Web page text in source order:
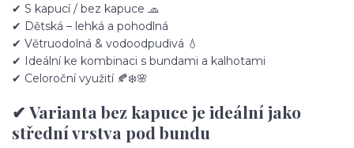
✔ S kapucí / bez kapuce 🧢
✔ Dětská – lehká a pohodlná
✔ Větruodolná & vodoodpudivá 💧
✔ Ideální ke kombinaci s bundami a kalhotami
✔ Celoroční využití 🍂❄️🌸
✔ Varianta bez kapuce je ideální jako
střední vrstva pod bundu